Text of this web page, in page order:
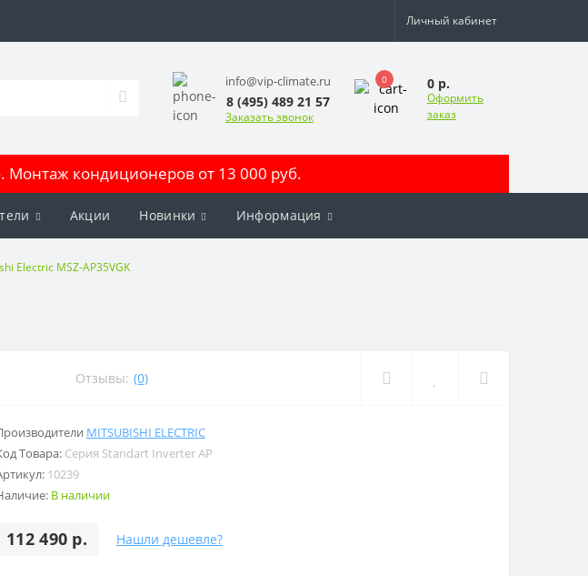
Личный кабинет
info@vip-climate.ru
8 (495) 489 21 57
Заказать звонок
0 0 р.
Оформить
заказ
кондиционеров от 13 000 руб.
Акции Новинки Информация
Electric MSZ-AP35VGK
Отзывы: (0)
MITSUBISHI ELECTRIC
Товара: Серия Standart Inverter AP
10239
В наличии
112 490 р. Нашли дешевле?